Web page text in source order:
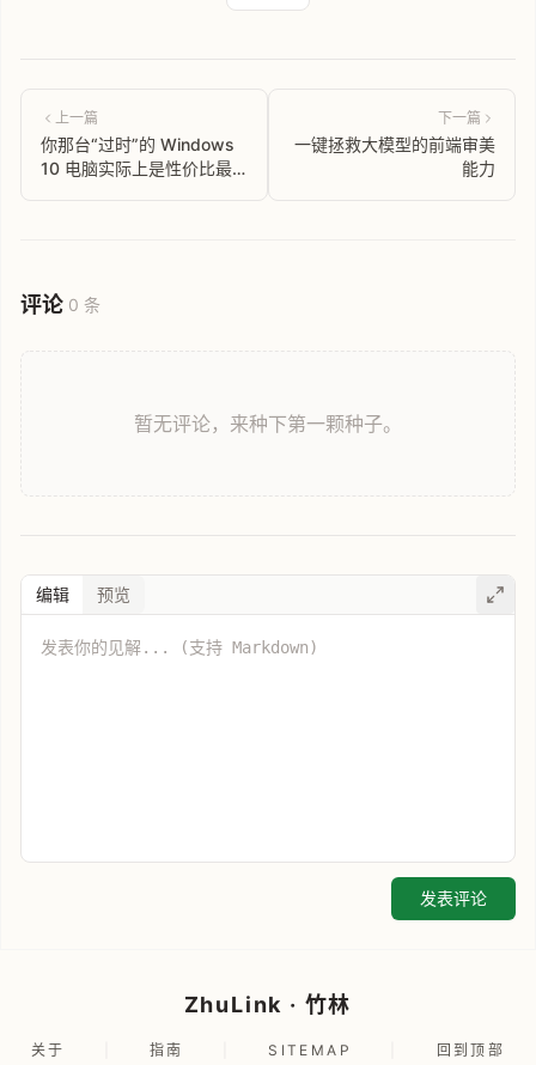
上一篇
你那台“过时”的 Windows
10 电脑实际上是性价比最
下一篇
一键拯救大模型的前端审美
能力
评论 0 条
暂无评论，来种下第一颗种子。
编辑 预览
发表评论
ZhuLink · 竹林
关于 指南 SITEMAP 回到顶部